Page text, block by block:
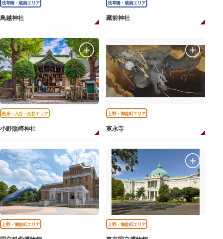
浅草橋・蔵前エリア
鳥越神社
浅草橋・蔵前エリア
藏前神社
根岸・入谷・金杉エリア
小野照崎神社
上野・御徒町エリア
寛永寺
上野・御徒町エリア 上野・御徒町エリア